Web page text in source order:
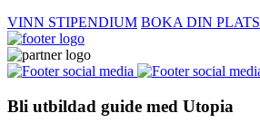
VINN STIPENDIUM BOKA DIN PLATS
Bli utbildad guide med Utopia